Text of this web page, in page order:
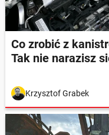
Co zrobić z
Tak nie narazisz
Krzysztof Grabek